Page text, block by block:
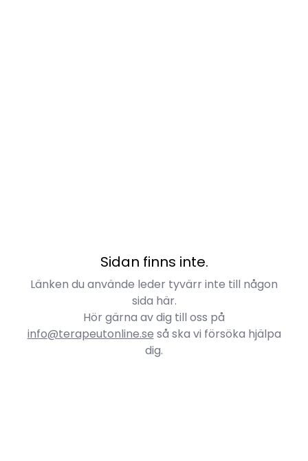
Sidan finns inte.
Länken du använde leder tyvärr inte till någon
sida här.
Hör gärna av dig till oss på
info@terapeutonline.se så ska vi försöka hjälpa
dig.